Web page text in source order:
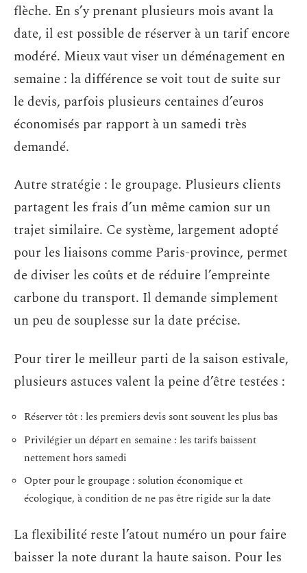
flèche. En s’y prenant plusieurs mois avant la
date, il est possible de réserver à un tarif encore
modéré. Mieux vaut viser un déménagement en
semaine : la différence se voit tout de suite sur
le devis, parfois plusieurs centaines d’euros
économisés par rapport à un samedi très
demandé.
Autre stratégie : le groupage. Plusieurs clients
partagent les frais d’un même camion sur un
trajet similaire. Ce système, largement adopté
pour les liaisons comme Paris-province, permet
de diviser les coûts et de réduire l’empreinte
carbone du transport. Il demande simplement
un peu de souplesse sur la date précise.
Pour tirer le meilleur parti de la saison estivale,
plusieurs astuces valent la peine d’être testées :
Réserver tôt : les premiers devis sont souvent les plus bas
Privilégier un départ en semaine : les tarifs baissent
nettement hors samedi
Opter pour le groupage : solution économique et
écologique, à condition de ne pas être rigide sur la date
La flexibilité reste l’atout numéro un pour faire
baisser la note durant la haute saison. Pour les